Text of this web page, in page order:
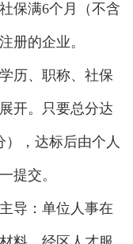
保满6个月（不含
册的企业。
历、职称、社保
开。只要总分达
），达标后由个人
提交。
导：单位人事在